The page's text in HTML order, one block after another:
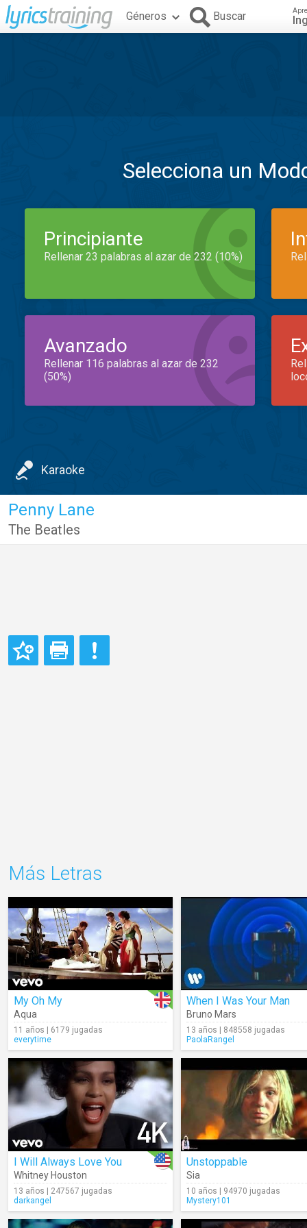
Géneros Buscar
Selecciona un
Principiante
Rellenar 23 palabras al azar de 232 (10%)
Avanzado
Rellenar 116 palabras al azar de 232
(50%)
Karaoke
Penny Lane
The Beatles
Más Letras
My Oh My
Aqua
11 años | 6179 jugadas
everytime
When I Was Your Man
Bruno Mars
13 años | 848558 jugadas
PaolaRangel
I Will Always Love You
Whitney Houston
13 años | 247567 jugadas
darkangel
Unstoppable
Sia
10 años | 94970 jugadas
Mystery101